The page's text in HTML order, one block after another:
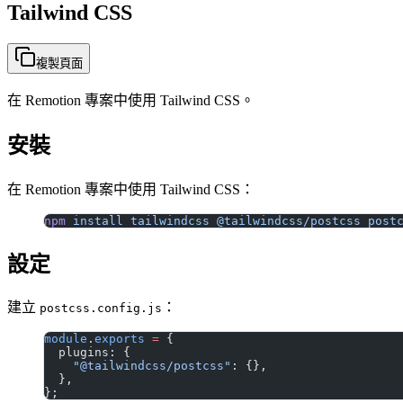
Tailwind CSS
複製頁面
在 Remotion 專案中使用 Tailwind CSS。
安裝
在 Remotion 專案中使用 Tailwind CSS：
npm install tailwindcss @tailwindcss/postcss
設定
建立 postcss.config.js ：
module . exports = {
  plugins: {
    "@tailwindcss/postcss"
: {},
  },
};